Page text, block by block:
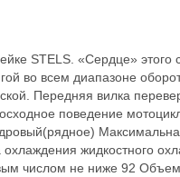
STELS. «Сердце» этого
во всем диапазоне
Передняя вилка
поведение
жидкостного
числом не ниже 92